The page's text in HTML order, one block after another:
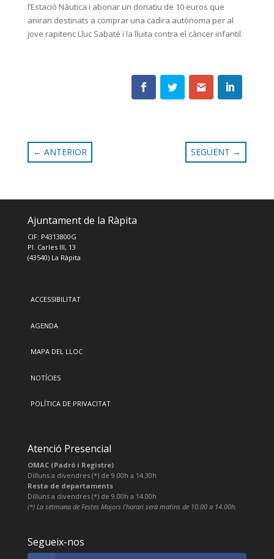
l’Estació Nàutica i abonar un donatiu de 10 euros que
aniran destinats a comprar una cadira autònoma per al
jove rapitenc Lluc Sabaté i la lluita contra el càncer infantil.
← ANTERIOR SEGÜENT →
Ajuntament de la Ràpita
CIF: P4313800G
Pl. Carles III, 13
(43540) La Ràpita
ACCESSIBILITAT
AGENDA
MAPA DEL LLOC
NOTÍCIES
POLÍTICA DE PRIVACITAT
Atenció Presencial
OMAC (Padró i Registre)
Dilluns a divendres (*) de 9.00h a 14.30h
Resta de departaments
Dilluns a divendres (*) de 9.00h a 14.00h
(*) La setmana de Festes Majors l’horari serà matins de 10.00 a 14.00h.
Segueix-nos